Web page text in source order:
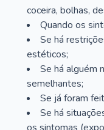
coceira, bolhas,
Quando os
Se há
estéticos;
Se há alguém
semelhantes;
Se já foram
Se há